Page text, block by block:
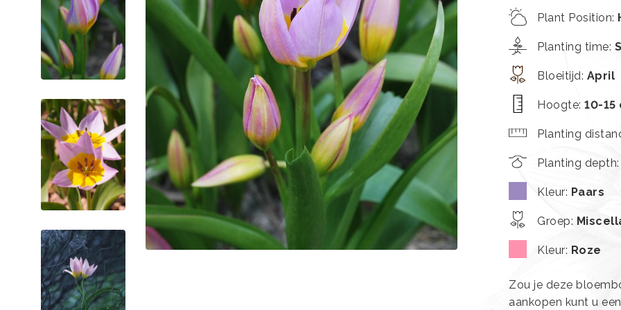
Plant Position:
Planting time:
Bloeitijd: April
Hoogte: 10-15
Planting
Planting depth
Kleur: Paars
Groep:
Kleur: Roze
Zou je deze
aankopen kunt u